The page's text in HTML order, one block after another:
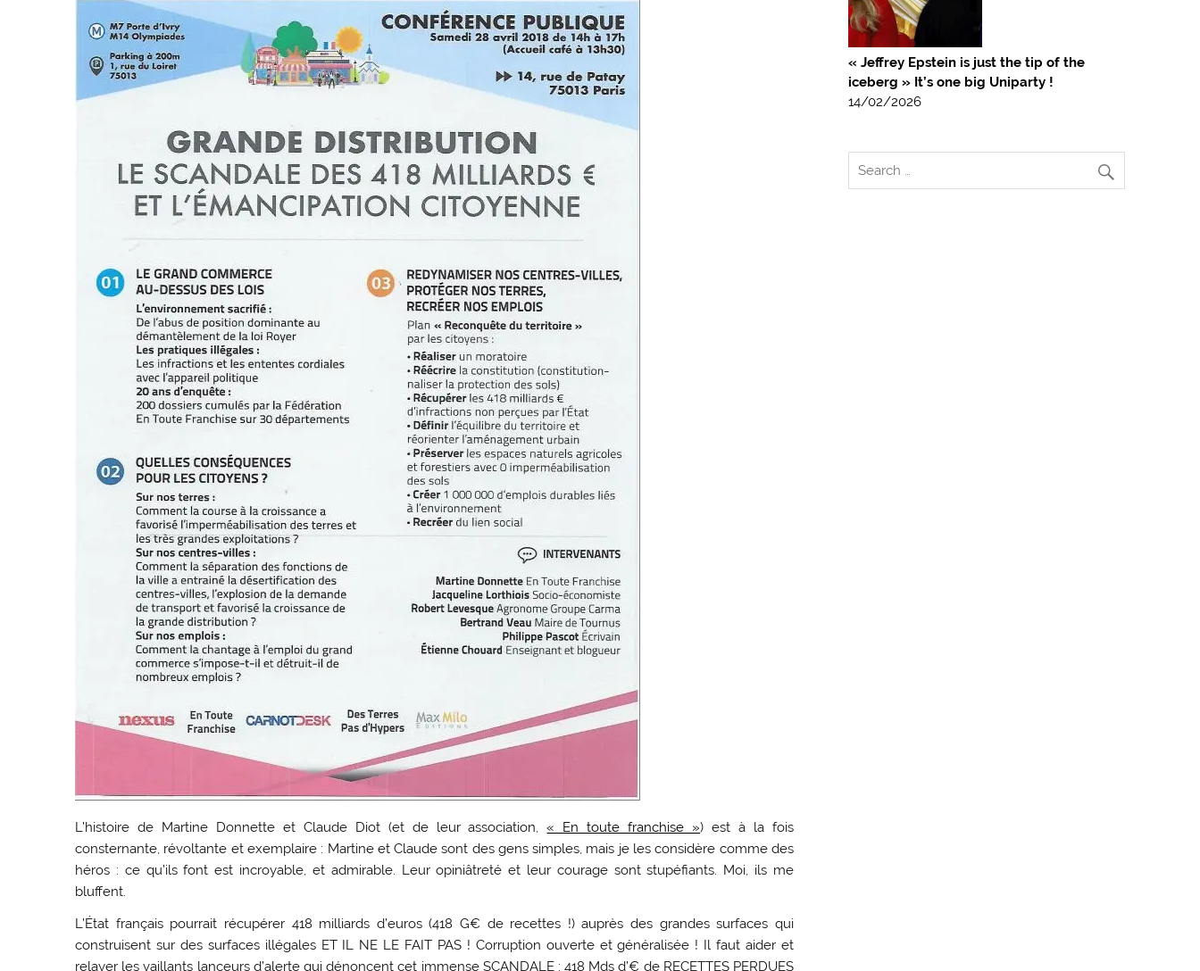
L’histoire de Martine Donnette et Claude Diot (et de leur association,« En toute franchise ») est à la fois
consternante, révoltante et exemplaire : Martine et Claude sont des gens simples, mais je les considère comme des
héros : ce qu’ils font est incroyable, et admirable. Leur opiniâtreté et leur courage sont stupéfiants. Moi, ils me
bluffent.
L’État français pourrait récupérer 418 milliards d’euros (418 G€ de recettes !) auprès des grandes surfaces qui
construisent sur des surfaces illégales ET IL NE LE FAIT PAS ! Corruption ouverte et généralisée ! Il faut aider et
relayer les vaillants lanceurs d’alerte qui dénoncent cet immense SCANDALE : 418 Mds d’€ de RECETTES PERDUES
« Jeffrey Epstein is just the tip of the
iceberg » It’s one big Uniparty !
14/02/2026